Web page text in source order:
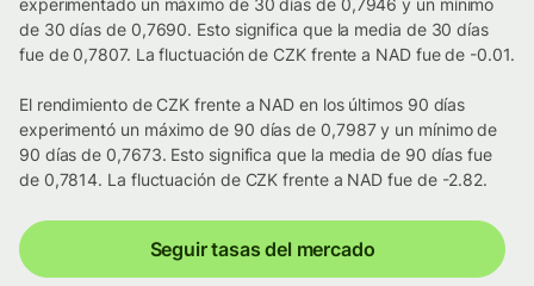
experimentado un máximo de 30 días de 0,7946 y un mínimo
de 30 días de 0,7690. Esto significa que la media de 30 días
fue de 0,7807. La fluctuación de CZK frente a NAD fue de -0.01.
El rendimiento de CZK frente a NAD en los últimos 90 días
experimentó un máximo de 90 días de 0,7987 y un mínimo de
90 días de 0,7673. Esto significa que la media de 90 días fue
de 0,7814. La fluctuación de CZK frente a NAD fue de -2.82.
Seguir tasas del mercado